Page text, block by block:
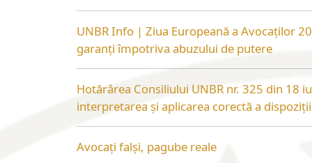
UNBR Info | Ziua Europeană a Avocaților
garanți împotriva abuzului de putere
Hotărârea Consiliului UNBR nr. 325 din 18
interpretarea și aplicarea corectă a
adoptat prin Hotărârea Consiliului
ulterioare
Avocați falși, pagube reale